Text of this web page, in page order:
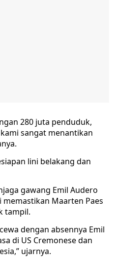
280 juta penduduk,
sangat menantikan
lini belakang dan
gawang Emil Audero
Maarten Paes
tampil.
dengan absennya Emil
di US Cremonese dan
ujarnya.